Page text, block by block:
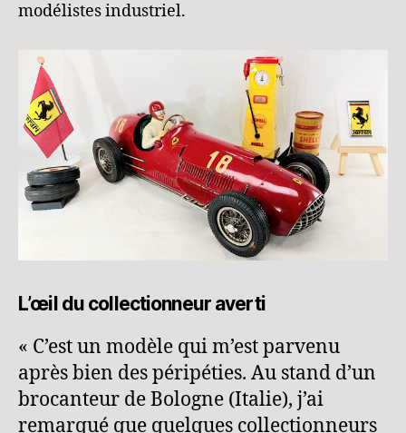
modélistes industriel.
L’œil du collectionneur averti
« C’est un modèle qui m’est parvenu
après bien des péripéties. Au stand d’un
brocanteur de Bologne (Italie), j’ai
remarqué que quelques collectionneurs